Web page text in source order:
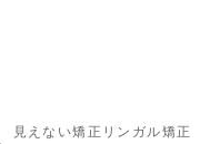
見えない矯正リンガル矯正